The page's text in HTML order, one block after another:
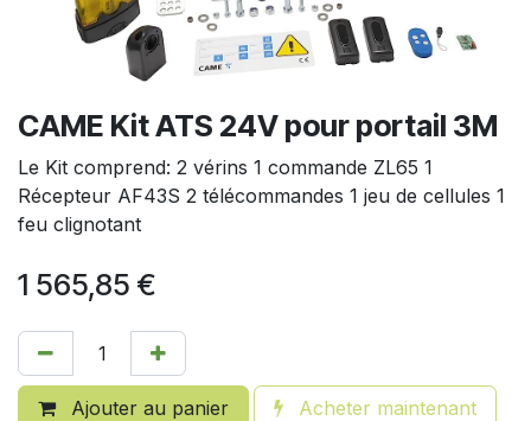
CAME Kit ATS 24V pour portail 3M
Le Kit comprend: 2 vérins 1 commande ZL65 1
Récepteur AF43S 2 télécommandes 1 jeu de cellules 1
feu clignotant
1 565,85 €
Ajouter au panier Acheter maintenant